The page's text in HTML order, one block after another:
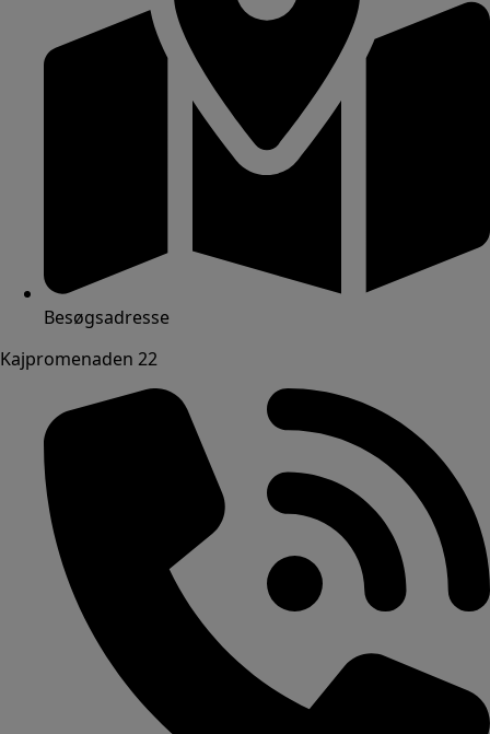
Besøgsadresse
Kajpromenaden 22